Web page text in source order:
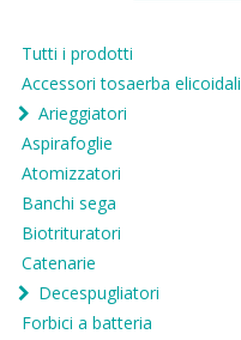
Tutti i prodotti
Accessori tosaerba elicoidali
Arieggiatori
Aspirafoglie
Atomizzatori
Banchi sega
Biotrituratori
Catenarie
Decespugliatori
Forbici a batteria